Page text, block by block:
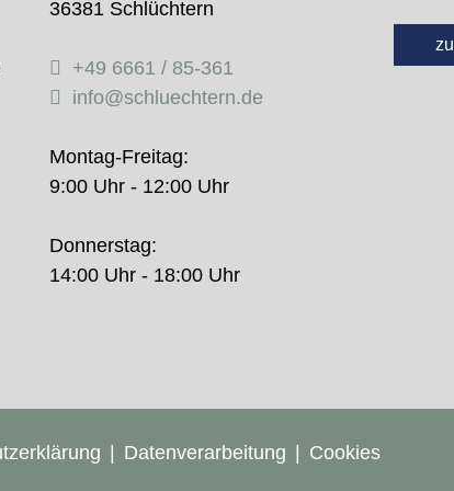
36381 Schlüchtern
+49 6661 / 85-361
info@schluechtern.de
Montag-Freitag:
9:00 Uhr - 12:00 Uhr
Donnerstag:
14:00 Uhr - 18:00 Uhr
Datenverarbeitung Cookies